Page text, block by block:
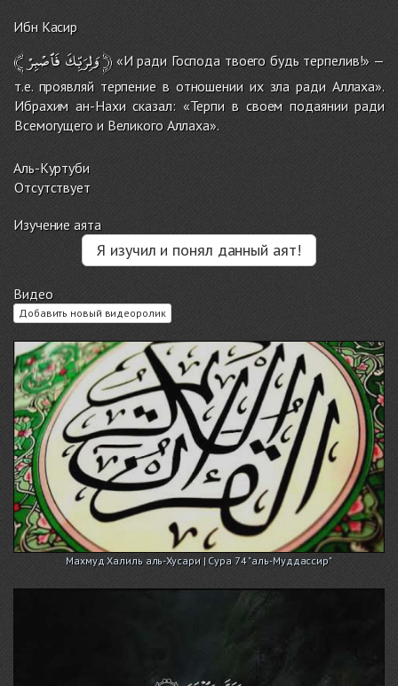
Ибн Касир
﴾ وَلِرَبِّكَفَٱصْبِرْ ﴿«И ради Господа твоего будь терпелив!» —
т.е. проявляй терпение в отношении их зла ради Аллаха».
Ибрахим ан-Нахи сказал: «Терпи в своем подаянии ради
Всемогущего и Великого Аллаха».
Аль-Куртуби
Отсутствует
Изучение аята
Я изучил и понял данный аят!
Видео
Добавить новый видеоролик
Махмуд Халиль аль-Хусари | Сура 74 "аль-Муддассир"